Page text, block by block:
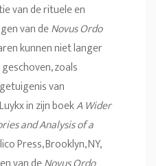
van de rituele en
van deNovus Ordo
kunnen niet langer
zoals
van
in zijn boekA Wider
and Analysis of a
Press, Brooklyn, NY,